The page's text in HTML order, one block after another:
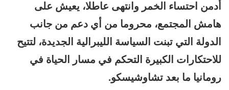
أدمن احتساء الخمر وانتهى عاطلا، يعيش على
هامش المجتمع، محروما من أي دعم من جانب
الدولة التي تبنت السياسة الليبرالية الجديدة، لتتيح
للاحتكارات الكبيرة التحكم في مسار الحياة في
رومانيا ما بعد تشاوشيسكو.